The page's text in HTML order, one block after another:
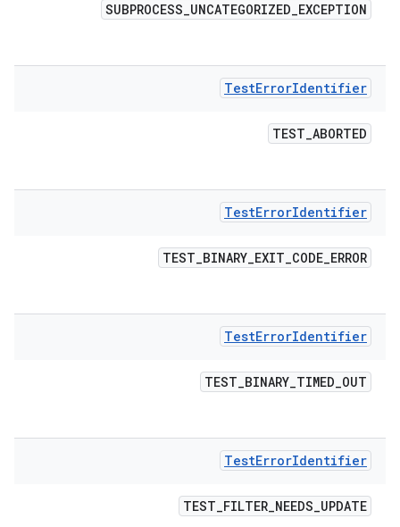
SUBPROCESS_UNCATEGORIZED_EXCEPTION
TestErrorIdentifier
TEST_ABORTED
TestErrorIdentifier
TEST_BINARY_EXIT_CODE_ERROR
TestErrorIdentifier
TEST_BINARY_TIMED_OUT
TestErrorIdentifier
TEST_FILTER_NEEDS_UPDATE